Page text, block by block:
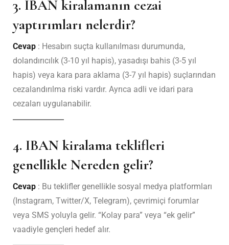
3. IBAN kiralamanın cezai
yaptırımları nelerdir?
Cevap : Hesabın suçta kullanılması durumunda,
dolandırıcılık (3-10 yıl hapis), yasadışı bahis (3-5 yıl
hapis) veya kara para aklama (3-7 yıl hapis) suçlarından
cezalandırılma riski vardır. Ayrıca adli ve idari para
cezaları uygulanabilir.
4. IBAN kiralama teklifleri
genellikle Nereden gelir?
Cevap : Bu teklifler genellikle sosyal medya platformları
(Instagram, Twitter/X, Telegram), çevrimiçi forumlar
veya SMS yoluyla gelir. “Kolay para” veya “ek gelir”
vaadiyle gençleri hedef alır.